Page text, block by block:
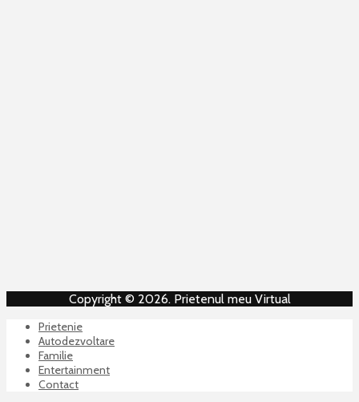
Copyright © 2026. Prietenul meu Virtual
Prietenie
Autodezvoltare
Familie
Entertainment
Contact